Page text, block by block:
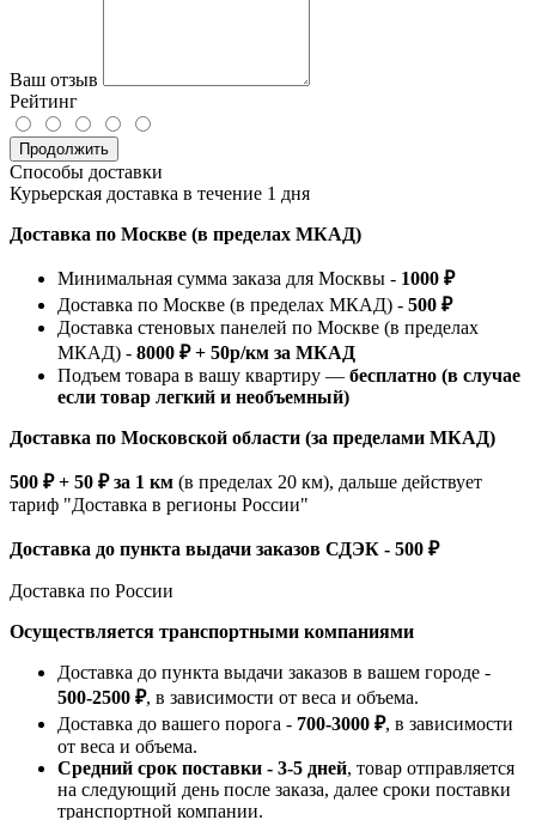
Ваш отзыв
Рейтинг
Продолжить
Способы доставки
Курьерская доставка в течение 1 дня
Доставка по Москве (в пределах МКАД)
Минимальная сумма заказа для Москвы - 1000 ₽
Доставка по Москве (в пределах МКАД) - 500 ₽
Доставка стеновых панелей по Москве (в пределах
МКАД) - 8000 ₽ + 50р/км за МКАД
Подъем товара в вашу квартиру — бесплатно (в случае
если товар легкий и необъемный)
Доставка по Московской области (за пределами МКАД)
500 ₽ + 50 ₽ за 1 км (в пределах 20 км), дальше действует
тариф "Доставка в регионы России"
Доставка до пункта выдачи заказов СДЭК - 500 ₽
Доставка по России
Осуществляется транспортными компаниями
Доставка до пункта выдачи заказов в вашем городе -
500-2500 ₽, в зависимости от веса и объема.
Доставка до вашего порога - 700-3000 ₽, в зависимости
от веса и объема.
Средний срок поставки - 3-5 дней, товар отправляется
на следующий день после заказа, далее сроки поставки
транспортной компании.